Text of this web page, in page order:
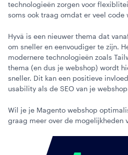
technologieën zorgen voor
soms ook traag omdat er veel code
Hyvä is een nieuwer thema dat
om sneller en eenvoudiger te zijn.
modernere technologieën zoals
thema (en dus je webshop) wordt
sneller. Dit kan een positieve
usability als de SEO van je
Wil je je Magento webshop
graag meer over de mogelijkheden